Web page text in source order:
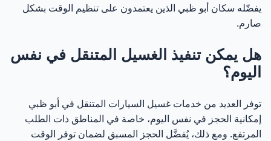
يفضّله سكان أبو ظبي الذين يعتمدون على تنظيم الوقت بشكل
صارم.
هل يمكن تنفيذ الغسيل المتنقل في نفس
اليوم؟
توفر العديد من خدمات غسيل السيارات المتنقل في أبو ظبي
إمكانية الحجز في نفس اليوم، خاصة في المناطق ذات الطلب
المرتفع. ومع ذلك، يُفضَّل الحجز المسبق لضمان توفر الوقت